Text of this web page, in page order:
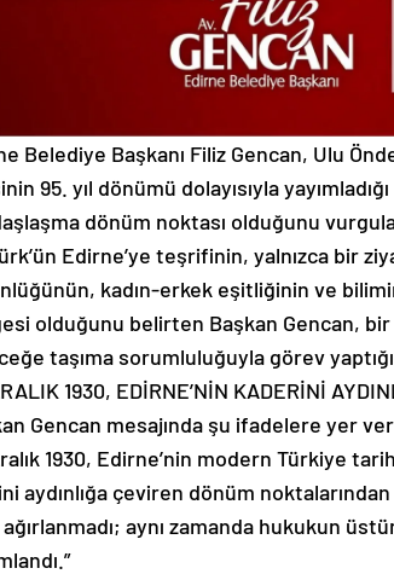
Belediye Başkanı Filiz Gencan, Ulu
95. yıl dönümü dolayısıyla
dönüm noktası olduğunu
Edirne’ye teşrifinin, yalnızca bir
kadın-erkek eşitliğinin ve
olduğunu belirten Başkan Gencan,
taşıma sorumluluğuyla görev
1930, EDİRNE’NİN KADERİNİ
Gencan mesajında şu ifadelere yer
1930, Edirne’nin modern Türkiye
aydınlığa çeviren dönüm
aynı zamanda hukukun